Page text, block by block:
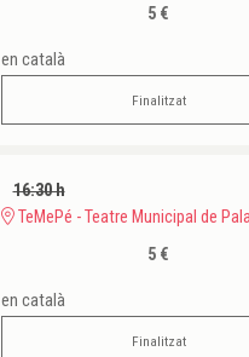
5 €
en català
Finalitzat
16:30 h
TeMePé - Teatre Municipal de
5 €
en català
Finalitzat